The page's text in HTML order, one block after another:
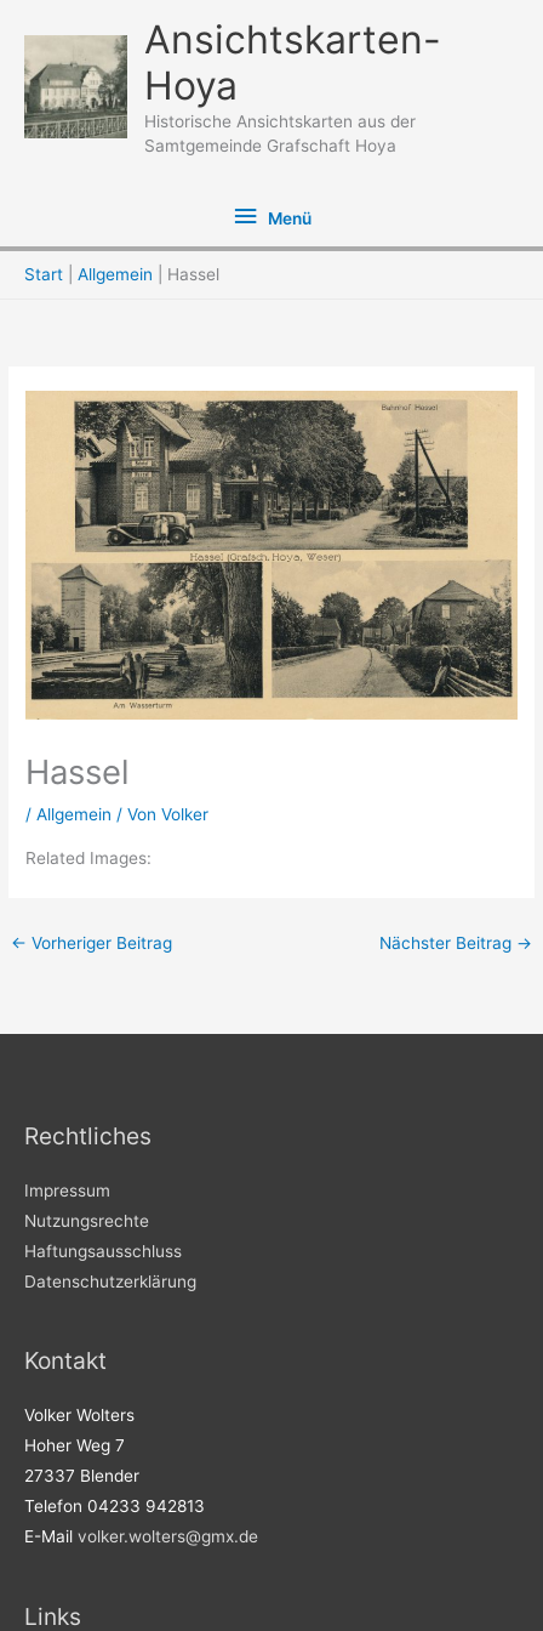
springen
Ansichtskarten-
Hoya
Historische Ansichtskarten aus der
Samtgemeinde Grafschaft Hoya
Menü
Menü
Start Allgemein Hassel
Hassel
/Allgemein / VonVolker
Related Images:
← Vorheriger Beitrag Nächster Beitrag →
Rechtliches
Impressum
Nutzungsrechte
Haftungsausschluss
Datenschutzerklärung
Kontakt
Volker Wolters
Hoher Weg 7
27337 Blender
Telefon 04233 942813
E-Mail volker.wolters@gmx.de
Links